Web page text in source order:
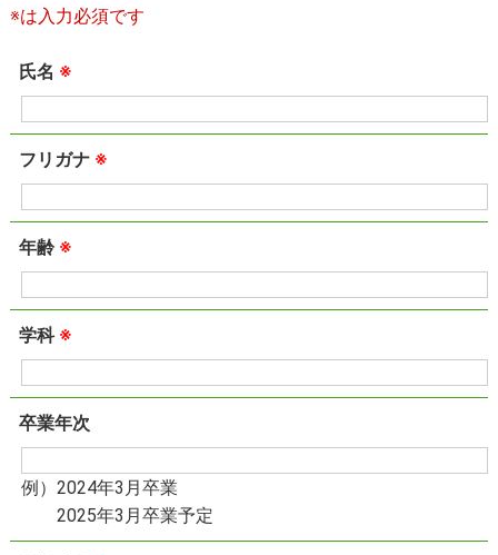
※は入力必須です
氏名 ※
フリガナ ※
年齢 ※
学科 ※
卒業年次
例）2024年3月卒業
2025年3月卒業予定